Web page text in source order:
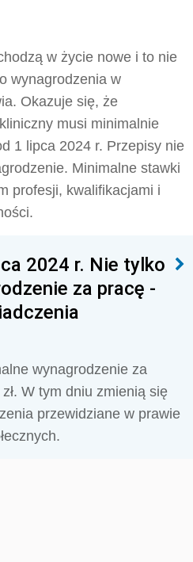
w życie nowe i to nie
wynagrodzenia w
Okazuje się, że
musi minimalnie
1 lipca 2024 r. Przepisy nie
Minimalne stawki
profesji, kwalifikacjami i
2024 r. Nie tylko
za pracę -
wynagrodzenie za
W tym dniu zmienią się
przewidziane w prawie